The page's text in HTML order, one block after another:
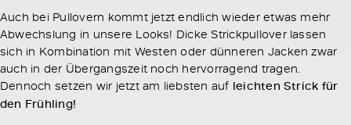
Auch bei Pullovern kommt jetzt endlich wieder etwas mehr
Abwechslung in unsere Looks! Dicke Strickpullover lassen
sich in Kombination mit Westen oder dünneren Jacken zwar
auch in der Übergangszeit noch hervorragend tragen.
Dennoch setzen wir jetzt am liebsten auf leichten Strick für
den Frühling!